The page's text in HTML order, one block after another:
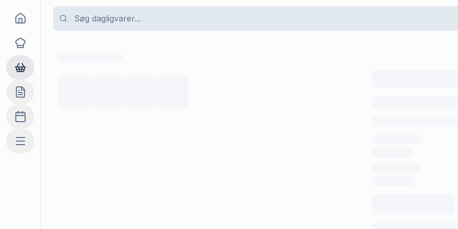
Goma
Opskrifter
Dagligvarer
Indkøbslisten
Madplan
Mere